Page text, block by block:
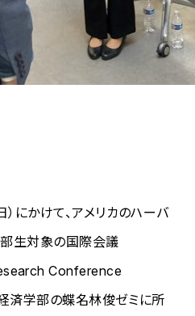
）にかけて、アメリカのハーバ
生対象の国際会議
Conference
済学部の蝶名林俊ゼミに所